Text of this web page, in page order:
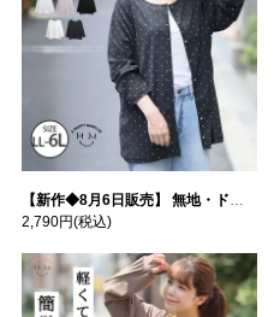
【新作◆8月6日販売】 無地・ドット柄から選べる 忍ばせ 活躍 シアー カーデ | 大きいサイズの通販ならハッピーマリリン
2,790円(税込)